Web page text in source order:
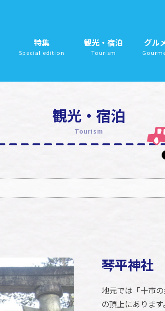
特集
Special edition
観光・宿泊
Tourism
グル
観光・宿泊
Tourism
琴平神社
地元では「十市
の頂上にありま